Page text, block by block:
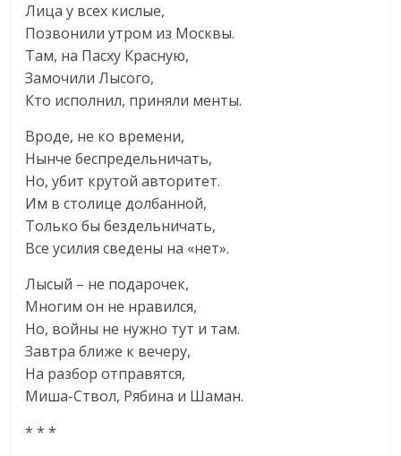
Лица у всех кислые,
Позвонили утром из Москвы.
Там, на Пасху Красную,
Замочили Лысого,
Кто исполнил, приняли менты.
Вроде, не ко времени,
Нынче беспредельничать,
Но, убит крутой авторитет.
Им в столице долбанной,
Только бы бездельничать,
Все усилия сведены на «нет».
Лысый – не подарочек,
Многим он не нравился,
Но, войны не нужно тут и там.
Завтра ближе к вечеру,
На разбор отправятся,
Миша-Ствол, Рябина и Шаман.
* * *